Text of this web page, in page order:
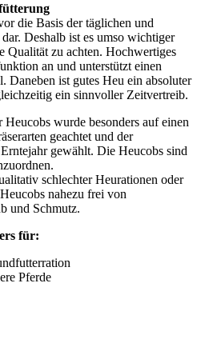
die Basis der täglichen und
Deshalb ist es umso wichtiger
Qualität zu achten. Hochwertiges
an und unterstützt einen
Daneben ist gutes Heu ein absoluter
ein sinnvoller Zeitvertreib.
wurde besonders auf einen
geachtet und der
gewählt. Die Heucobs sind
schlechter Heurationen oder
nahezu frei von
und Schmutz.
für:
Pferde